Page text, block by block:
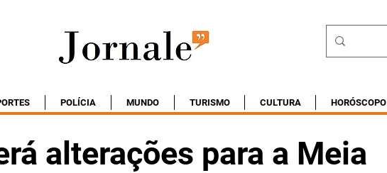
POLÍCIA MUNDO TURISMO CULTURA HORÓSCOPO
alterações para a Meia